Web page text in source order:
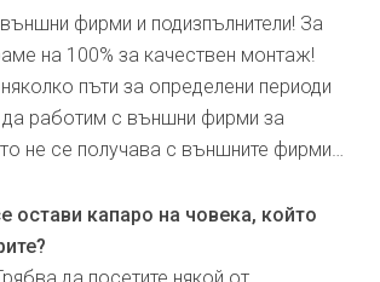
фирми и подизпълнители! За
на 100% за качествен монтаж!
пъти за определени периоди
да работим с външни фирми за
не се получава с външните фирми…
остави капаро на човека, който